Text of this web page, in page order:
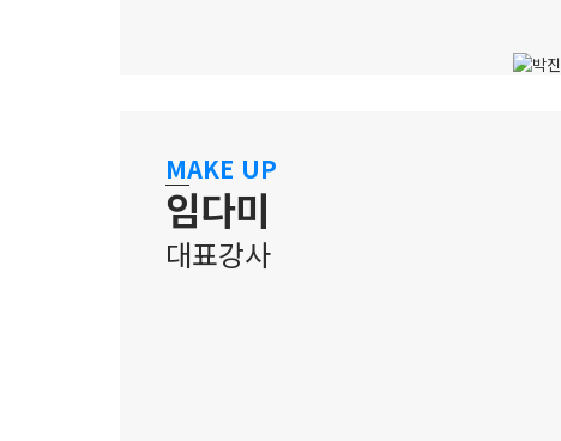
메이크업 레슨 전문강사
MAKE UP
임다미
대표강사